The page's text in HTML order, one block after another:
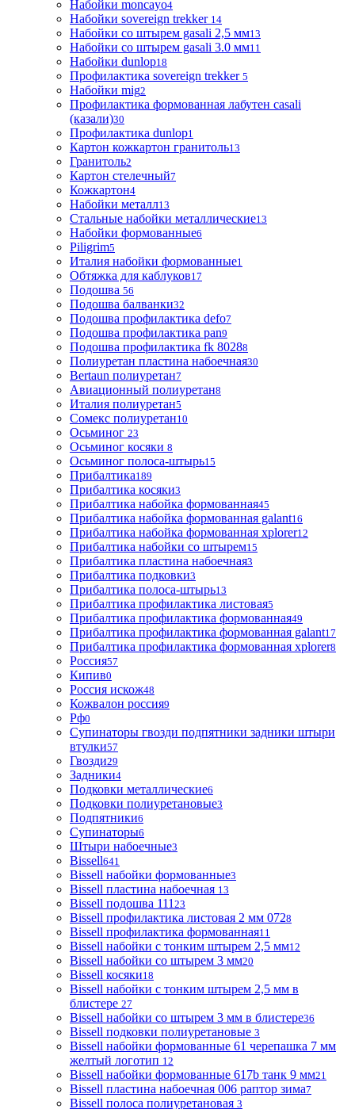
Набойки moncayo4
Набойки sovereign trekker 14
Набойки со штырем gasali 2,5 мм13
Набойки со штырем gasali 3.0 мм11
Набойки dunlop18
Профилактика sovereign trekker 5
Набойки mig2
Профилактика формованная лабутен casali
(казали)30
Профилактика dunlop1
Картон кожкартон гранитоль13
Гранитоль2
Картон стелечный7
Кожкартон4
Набойки металл13
Стальные набойки металлические13
Набойки формованные6
Piligrim5
Италия набойки формованные1
Обтяжка для каблуков17
Подошва 56
Подошва балванки32
Подошва профилактика defo7
Подошва профилактика pan9
Подошва профилактика fk 80288
Полиуретан пластина набоечная30
Bertaun полиуретан7
Авиационный полиуретан8
Италия полиуретан5
Сомекс полиуретан10
Осьминог 23
Осьминог косяки 8
Осьминог полоса-штырь15
Прибалтика189
Прибалтика косяки3
Прибалтика набойка формованная45
Прибалтика набойка формованная galant16
Прибалтика набойка формованная xplorer12
Прибалтика набойки со штырем15
Прибалтика пластина набоечная3
Прибалтика подковки3
Прибалтика полоса-штырь13
Прибалтика профилактика листовая5
Прибалтика профилактика формованная49
Прибалтика профилактика формованная galant17
Прибалтика профилактика формованная xplorer8
Россия57
Кипив0
Россия искож48
Кожвалон россия9
Рф0
Супинаторы гвозди подпятники задники штыри
втулки57
Гвозди29
Задники4
Подковки металлические6
Подковки полиуретановые3
Подпятники6
Супинаторы6
Штыри набоечные3
Bissell641
Bissell набойки формованные3
Bissell пластина набоечная 13
Bissell подошва 111 23
Bissell профилактика листовая 2 мм 0728
Bissell профилактика формованная11
Bissell набойки с тонким штырем 2,5 мм12
Bissell набойки со штырем 3 мм20
Bissell косяки18
Bissell набойки с тонким штырем 2,5 мм в
блистере 27
Bissell набойки со штырем 3 мм в блистере36
Bissell подковки полиуретановые 3
Bissell набойки формованные 61 черепашка 7 мм
желтый логотип 12
Bissell набойки формованные 617b танк 9 мм21
Bissell пластина набоечная 006 раптор зима7
Bissell полоса полиуретановая 3